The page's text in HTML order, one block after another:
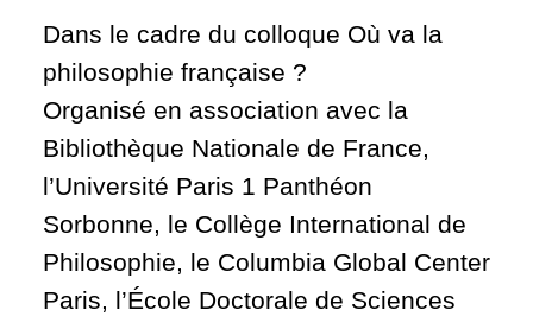
Dans le cadre du colloque Où va la
philosophie française ?
Organisé en association avec la
Bibliothèque Nationale de France,
l’Université Paris 1 Panthéon
Sorbonne, le Collège International de
Philosophie, le Columbia Global Center
Paris, l’École Doctorale de Sciences